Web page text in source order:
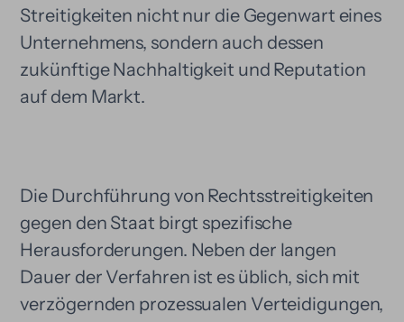
Streitigkeiten nicht nur die Gegenwart eines
Unternehmens, sondern auch dessen
zukünftige Nachhaltigkeit und Reputation
auf dem Markt.
Die Durchführung von Rechtsstreitigkeiten
gegen den Staat birgt spezifische
Herausforderungen. Neben der langen
Dauer der Verfahren ist es üblich, sich mit
verzögernden prozessualen Verteidigungen,